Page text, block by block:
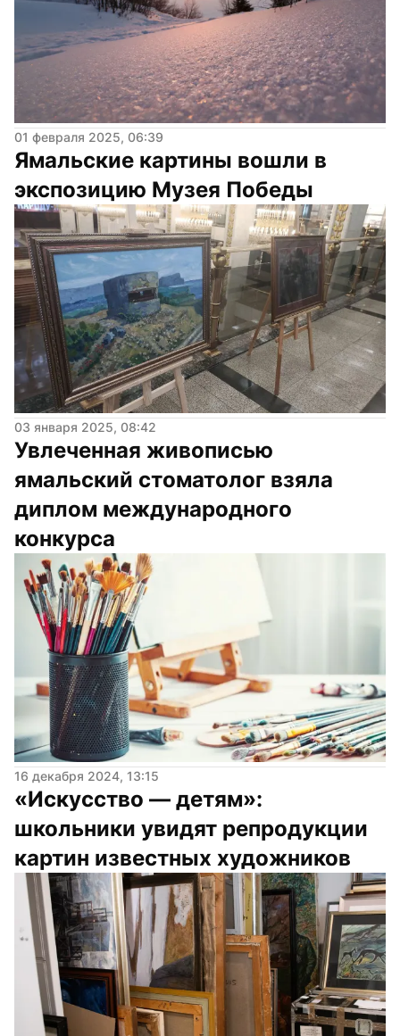
01 февраля 2025, 06:39
Ямальские картины вошли в
экспозицию Музея Победы
03 января 2025, 08:42
Увлеченная живописью
ямальский стоматолог взяла
диплом международного
конкурса
16 декабря 2024, 13:15
«Искусство — детям»:
школьники увидят репродукции
картин известных художников